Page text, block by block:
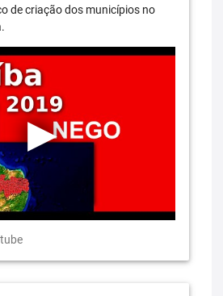
de criação dos municípios no